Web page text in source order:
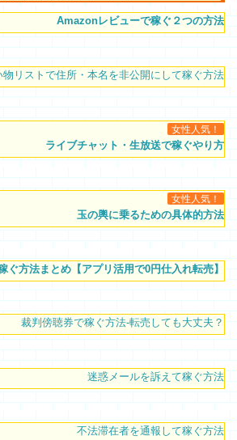
Amazonレビューで稼ぐ２つの方法
物リストで住所・本名を非公開にして稼ぐ方法
女性人気！
ライブチャット・生放送で稼ぐやり方
女性人気！
玉の輿に乗るための具体的方法
ぐ方法まとめ【アプリ活用で0円仕入れ転売】
裁判傍聴券で稼ぐ方法-転売しても大丈夫？
迷惑メールを訴えて稼ぐ方法
不法滞在者を通報して稼ぐ方法